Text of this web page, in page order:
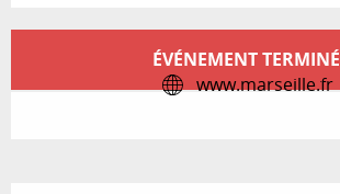
Ouverture et coordonnées
ÉVÉNEMENT TERMINÉ
www.marseille.fr